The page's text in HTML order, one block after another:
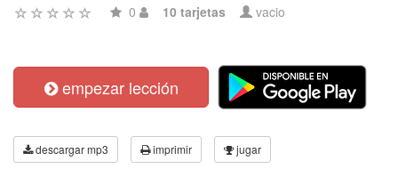
0 10 tarjetas vacio
empezar lección
descargar mp3 imprimir jugar